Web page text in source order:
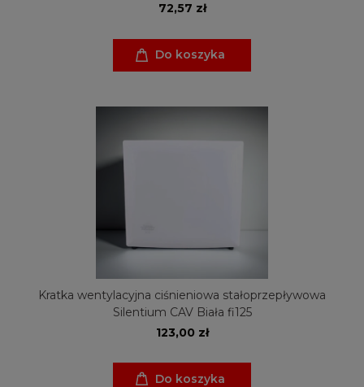
72,57 zł
Do koszyka
Kratka wentylacyjna ciśnieniowa stałoprzepływowa
Silentium CAV Biała fi125
123,00 zł
Do koszyka